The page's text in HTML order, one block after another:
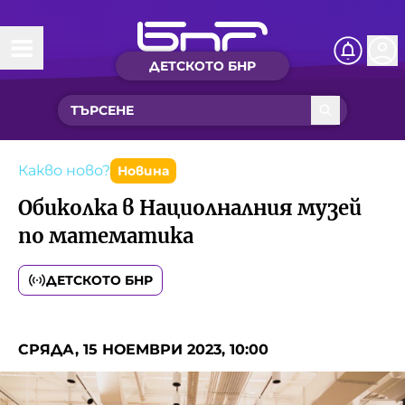
ДЕТСКОТО БНР
Начало
Какво ново?
Рубрики с вълшебства
Детско радио
Чуйте
Новините на детски език
Песнички
Интересен архив
Нашите гости
Какво ново? Новина
Обиколка в Нациолналния музей
по математика
ДЕТСКОТО БНР
СРЯДА, 15 НОЕМВРИ 2023, 10:00